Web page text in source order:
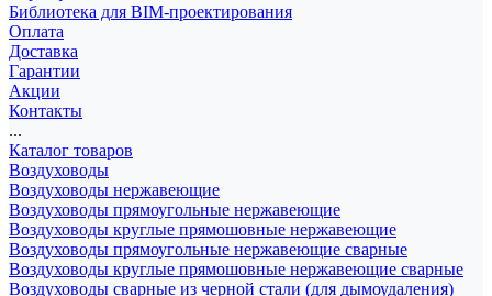
Библиотека для BIM-проектирования
Оплата
Доставка
Гарантии
Акции
Контакты
...
Каталог товаров
Воздуховоды
Воздуховоды нержавеющие
Воздуховоды прямоугольные нержавеющие
Воздуховоды круглые прямошовные нержавеющие
Воздуховоды прямоугольные нержавеющие сварные
Воздуховоды круглые прямошовные нержавеющие сварные
Воздуховоды сварные из черной стали (для дымоудаления)